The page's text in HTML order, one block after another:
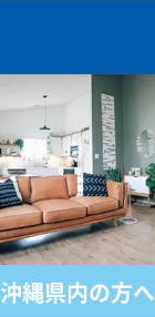
沖縄県内の方へ